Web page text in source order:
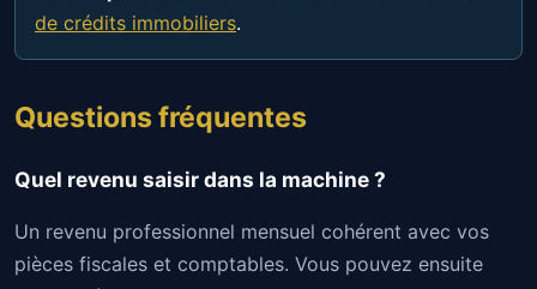
de crédits immobiliers.
Questions fréquentes
Quel revenu saisir dans la machine ?
Un revenu professionnel mensuel cohérent avec vos
pièces fiscales et comptables. Vous pouvez ensuite